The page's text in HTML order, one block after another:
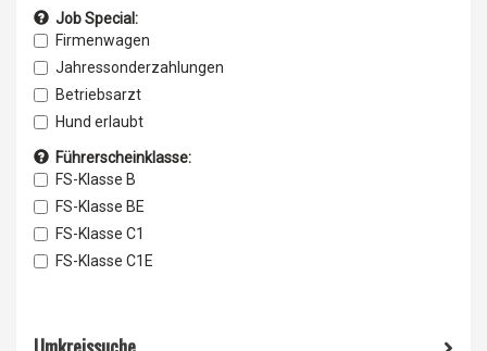
Studiumabsolventen
Abgeschlossene Berufsausbildung
mit Personalverantwortung
Job Special:
Firmenwagen
Jahressonderzahlungen
Betriebsarzt
Hund erlaubt
Weiterbildung
Betr. Altersvorsorge
Urlaub / Weihnachtsgeld
Jahressonderzahlungen
Barrierefreiheit
Getränke
Führerscheinklasse:
FS-Klasse B
FS-Klasse BE
FS-Klasse C1
FS-Klasse C1E